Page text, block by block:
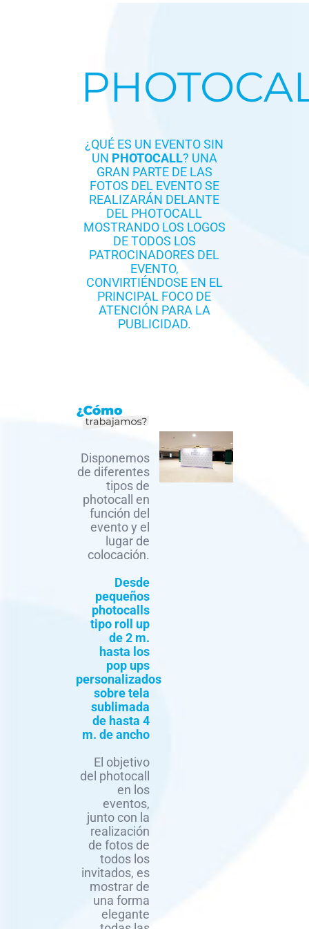
¿QUÉ ES UN EVENTO SIN
UN PHOTOCALL? UNA
GRAN PARTE DE LAS
FOTOS DEL EVENTO SE
REALIZARÁN DELANTE
DEL PHOTOCALL
MOSTRANDO LOS LOGOS
DE TODOS LOS
PATROCINADORES DEL
EVENTO,
CONVIRTIÉNDOSE EN EL
PRINCIPAL FOCO DE
ATENCIÓN PARA LA
PUBLICIDAD.
Disponemos
de diferentes
tipos de
photocall en
función del
evento y el
lugar de
colocación.
Desde
pequeños
photocalls
tipo roll up
de 2 m.
hasta los
pop ups
personalizados
sobre tela
sublimada
de hasta 4
m. de ancho
El objetivo
del photocall
en los
eventos,
junto con la
realización
de fotos de
todos los
invitados, es
mostrar de
una forma
elegante